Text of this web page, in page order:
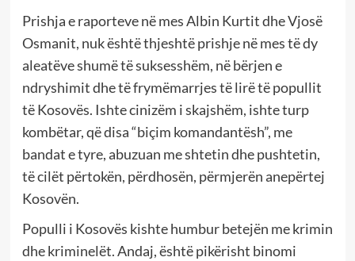
Prishja e raporteve në mes Albin Kurtit dhe Vjosë
Osmanit, nuk është thjeshtë prishje në mes të dy
aleatëve shumë të suksesshëm, në bërjen e
ndryshimit dhe të frymëmarrjes të lirë të popullit
të Kosovës. Ishte cinizëm i skajshëm, ishte turp
kombëtar, që disa “biçim komandantësh”, me
bandat e tyre, abuzuan me shtetin dhe pushtetin,
të cilët përtokën, përdhosën, përmjerën anepërtej
Kosovën.
Populli i Kosovës kishte humbur betejën me krimin
dhe kriminelët. Andaj, është pikërisht binomi